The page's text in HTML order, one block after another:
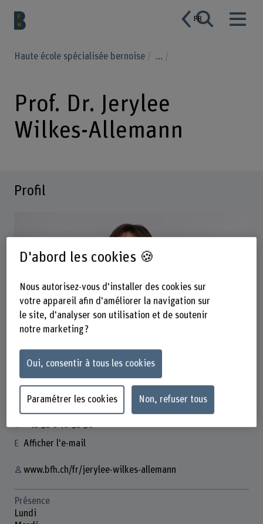
FR
Haute école spécialisée bernoise ...
Prof. Dr. Jerylee
Wilkes-Allemann
Profil
Dozentin Wald- und Umweltpolitik
Contact
Afficher l'e-mail
www.bfh.ch/fr/jerylee-wilkes-allemann
Présence
Lundi
D'abord les cookies 🍪
Nous autorisez-vous d'installer des cookies sur
votre appareil afin d'améliorer la navigation sur
le site, d'analyser son utilisation et de soutenir
notre marketing ?
Oui, consentir à tous les cookies
Paramétrer les cookies Non, refuser tous